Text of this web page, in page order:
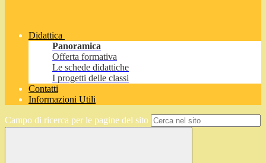
Didattica
Panoramica
Offerta formativa
Le schede didattiche
I progetti delle classi
Contatti
Informazioni Utili
Campo di ricerca per le pagine del sito